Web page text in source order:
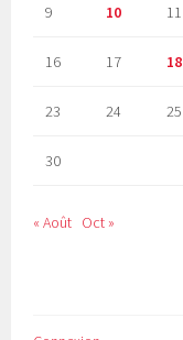
9 10 11
16 17 18
23 24 25
30
« Août Oct »